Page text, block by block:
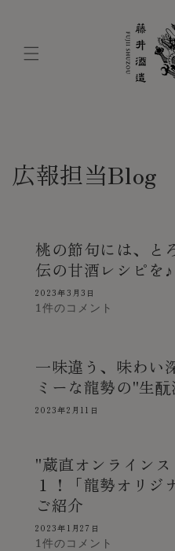
広報担当Blog
桃の節句には、と
伝の甘酒レシピを♪
2023年3月3日
1件のコメント
一味違う、味わい
ミーな龍勢の"生
2023年2月11日
"蔵直オンライン
１！「龍勢オリジ
ご紹介
2023年1月27日
1件のコメント